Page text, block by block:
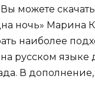
можете
ночь» Марина
наиболее
русском
В